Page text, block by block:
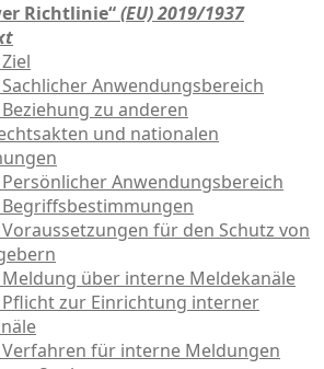
Richtlinie“(EU) 2019/1937
Anwendungsbereich
zu anderen
und nationalen
Anwendungsbereich
für den Schutz von
über interne Meldekanäle
zur Einrichtung interner
für interne Meldungen